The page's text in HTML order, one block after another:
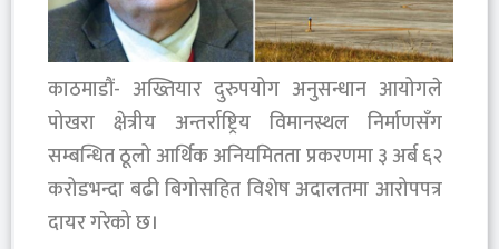
काठमाडौं- अख्तियार दुरुपयोग अनुसन्धान आयोगले
पोखरा क्षेत्रीय अन्तर्राष्ट्रिय विमानस्थल निर्माणसँग
सम्बन्धित ठूलो आर्थिक अनियमितता प्रकरणमा ३ अर्ब ६२
करोडभन्दा बढी बिगोसहित विशेष अदालतमा आरोपपत्र
दायर गरेको छ।